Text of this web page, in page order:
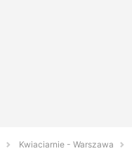
Kwiaciarnie - Warszawa